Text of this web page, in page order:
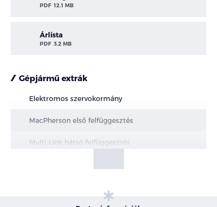
PDF 12.1 MB
Árlista
PDF 3.2 MB
Gépjármű extrák
Elektromos szervokormány
MacPherson első felfüggesztés
Multi-Link hátsó felfüggesztés